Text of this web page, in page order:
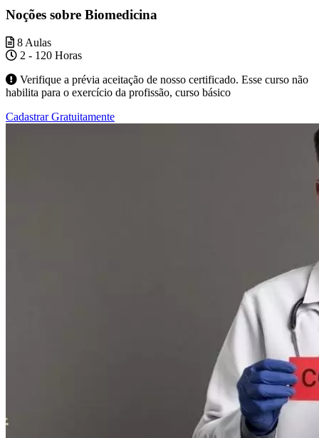
Noções sobre Biomedicina
8 Aulas
2 - 120 Horas
Verifique a prévia aceitação de nosso certificado. Esse curso não
habilita para o exercício da profissão, curso básico
Cadastrar Gratuitamente